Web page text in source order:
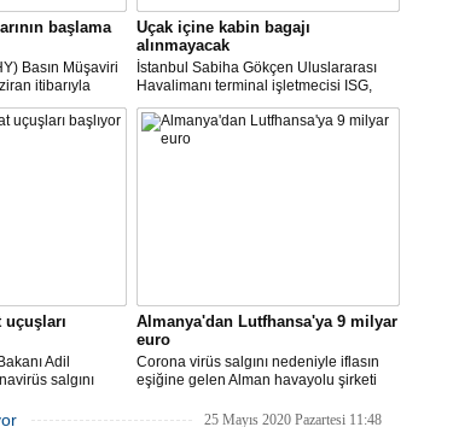
başlama
Basın Müşaviri
itibarıyla
Anadolu’daki
başlayacağız"
Uçak içine kabin bagajı
alınmayacak
İstanbul Sabiha Gökçen Uluslararası
Havalimanı terminal işletmecisi ISG,
yarın başlayacak iç hat uçuşlarında
uçak içerisine kabin bagajı kabul
edilmeyeceğini duyurdu.
Adil
salgını
itibarıyla iç
Almanya'dan Lutfhansa'ya 9 milyar
euro
Corona virüs salgını nedeniyle iflasın
eşiğine gelen Alman havayolu şirketi
anlaşma sağlandı.25 Mayıs 2020 Pazartesi 11:48